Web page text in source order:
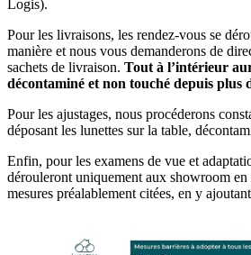
Logis).
Pour les livraisons, les rendez-vous se
manière et nous vous demanderons de
sachets de livraison. Tout à l’intérieur
décontaminé et non touché depuis plus
Pour les ajustages, nous procéderons
déposant les lunettes sur la table,
Enfin, pour les examens de vue et
dérouleront uniquement aux showroom en
mesures préalablement citées, en y